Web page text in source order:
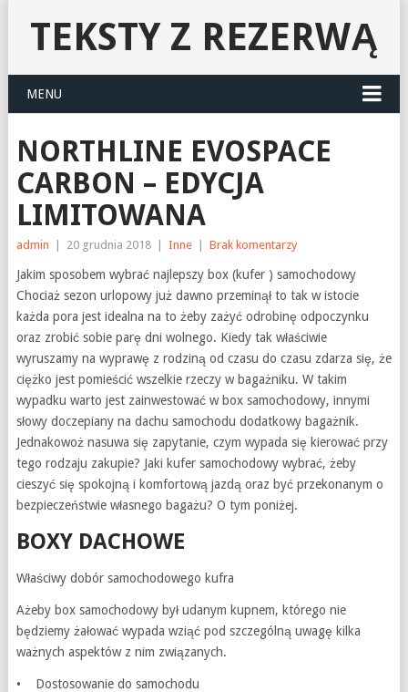
TEKSTY Z REZERWĄ
MENU
NORTHLINE EVOSPACE
CARBON – EDYCJA
LIMITOWANA
admin 20 grudnia 2018 Inne Brak komentarzy
Jakim sposobem wybrać najlepszy box (kufer ) samochodowy
Chociaż sezon urlopowy już dawno przeminął to tak w istocie
każda pora jest idealna na to żeby zażyć odrobinę odpoczynku
oraz zrobić sobie parę dni wolnego. Kiedy tak właściwie
wyruszamy na wyprawę z rodziną od czasu do czasu zdarza się, że
ciężko jest pomieścić wszelkie rzeczy w bagażniku. W takim
wypadku warto jest zainwestować w box samochodowy, innymi
słowy doczepiany na dachu samochodu dodatkowy bagażnik.
Jednakowoż nasuwa się zapytanie, czym wypada się kierować przy
tego rodzaju zakupie? Jaki kufer samochodowy wybrać, żeby
cieszyć się spokojną i komfortową jazdą oraz być przekonanym o
bezpieczeństwie własnego bagażu? O tym poniżej.
BOXY DACHOWE
Właściwy dobór samochodowego kufra
Ażeby box samochodowy był udanym kupnem, którego nie
będziemy żałować wypada wziąć pod szczególną uwagę kilka
ważnych aspektów z nim związanych.
• Dostosowanie do samochodu